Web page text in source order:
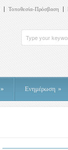
Τοποθεσία-Πρόσβαση
» Ενημέρωση »